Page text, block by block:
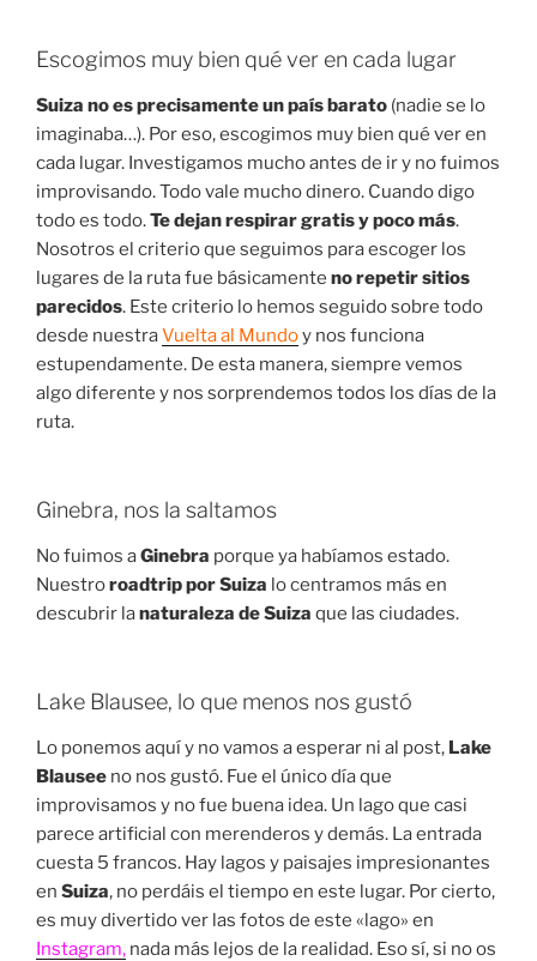
Escogimos muy bien qué ver en cada lugar
Suiza no es precisamente un país barato (nadie se lo
imaginaba…). Por eso, escogimos muy bien qué ver en
cada lugar. Investigamos mucho antes de ir y no fuimos
improvisando. Todo vale mucho dinero. Cuando digo
todo es todo.Te dejan respirar gratis y poco más.
Nosotros el criterio que seguimos para escoger los
lugares de la ruta fue básicamente no repetir sitios
parecidos. Este criterio lo hemos seguido sobre todo
desde nuestraVuelta al Mundoy nos funciona
estupendamente. De esta manera, siempre vemos
algo diferente y nos sorprendemos todos los días de la
ruta.
Ginebra, nos la saltamos
No fuimos aGinebra porque ya habíamos estado.
Nuestroroadtrip por Suiza lo centramos más en
descubrir lanaturaleza de Suiza que las ciudades.
Lake Blausee, lo que menos nos gustó
Lo ponemos aquí y no vamos a esperar ni al post, Lake
Blausee no nos gustó. Fue el único día que
improvisamos y no fue buena idea. Un lago que casi
parece artificial con merenderos y demás. La entrada
cuesta 5 francos. Hay lagos y paisajes impresionantes
en Suiza, no perdáis el tiempo en este lugar. Por cierto,
es muy divertido ver las fotos de este «lago» en
Instagram, nada más lejos de la realidad. Eso sí, si no os